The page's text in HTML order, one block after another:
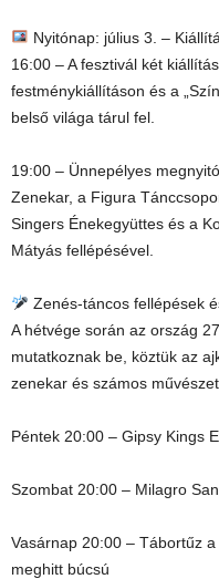
Nyitónap: július 3. –
16:00 – A fesztivál két
festménykiállításon és a
belső világa tárul fel.
19:00 – Ünnepélyes
Zenekar, a Figura
Singers Énekegyüttes és a
Mátyás fellépésével.
Zenés-táncos fellépések
A hétvége során az ország
mutatkoznak be, köztük az
zenekar és számos
Péntek 20:00 – Gipsy Kings
Szombat 20:00 – Milagro
Vasárnap 20:00 – Tábortűz
meghitt búcsú